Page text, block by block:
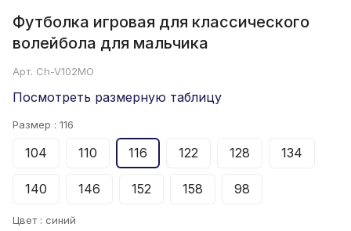
Футболка игровая для классического
волейбола для мальчика
Арт. Ch-V102MO
Посмотреть размерную таблицу
Размер : 116
104 110 116 122 128 134
140 146 152 158 98
Цвет : синий